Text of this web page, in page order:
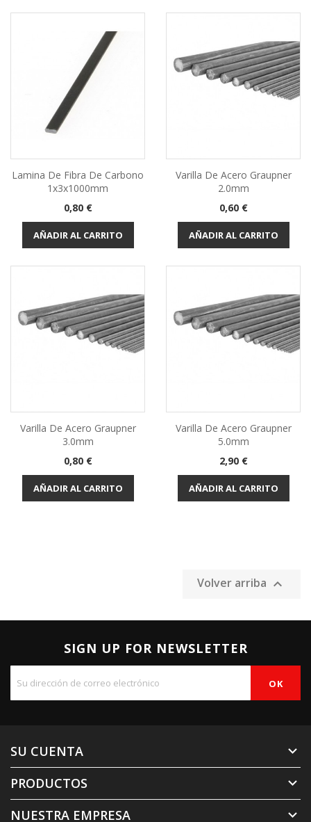
Lamina De Fibra De Carbono
1x3x1000mm
Precio
0,80 €
AÑADIR AL CARRITO
Varilla De Acero Graupner
2.0mm
Precio
0,60 €
AÑADIR AL CARRITO
Varilla De Acero Graupner
3.0mm
Precio
0,80 €
AÑADIR AL CARRITO
Varilla De Acero Graupner
5.0mm
Precio
2,90 €
AÑADIR AL CARRITO
Volver arriba 
SIGN UP FOR NEWSLETTER
SU CUENTA 
PRODUCTOS 
NUESTRA EMPRESA 